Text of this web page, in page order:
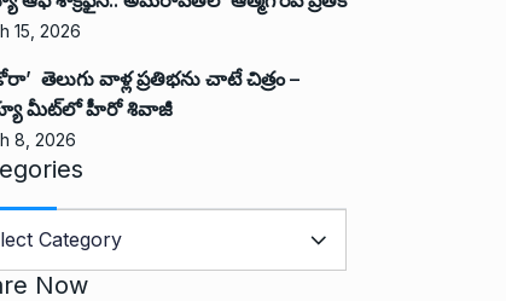
15, 2026
తెలుగు వాళ్ల ప్రతిభను చాటే చిత్రం –
మీట్‌లో హీరో శివాజీ
8, 2026
Now